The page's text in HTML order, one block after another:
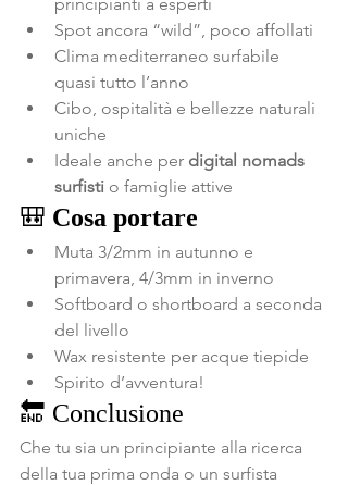
Spot ancora “wild”, poco affollati
Clima mediterraneo surfabile
quasi tutto l’anno
Cibo, ospitalità e bellezze naturali
uniche
Ideale anche per digital nomads
surfisti o famiglie attive
🎒 Cosa portare
Muta 3/2mm in autunno e
primavera, 4/3mm in inverno
Softboard o shortboard a seconda
del livello
Wax resistente per acque tiepide
Spirito d’avventura!
🔚 Conclusione
Che tu sia un principiante alla ricerca
della tua prima onda o un surfista